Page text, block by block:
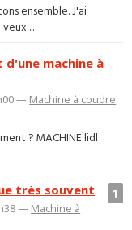
ensemble. J'ai
...
machine à
— Machine à coudre
? MACHINE lidl
1
très souvent
— Machine à